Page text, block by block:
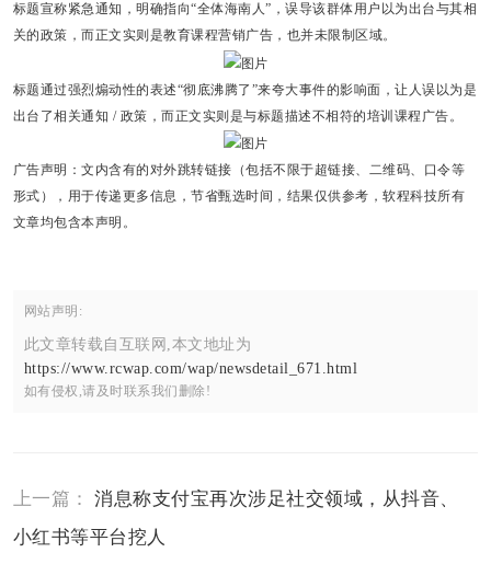
标题宣称紧急通知，明确指向“全体海南人”，误导该群体用户以为出台与其相
关的政策，而正文实则是教育课程营销广告，也并未限制区域。
标题通过强烈煽动性的表述“彻底沸腾了”来夸大事件的影响面，让人误以为是
出台了相关通知 / 政策，而正文实则是与标题描述不相符的培训课程广告。
广告声明：文内含有的对外跳转链接（包括不限于超链接、二维码、口令等
形式），用于传递更多信息，节省甄选时间，结果仅供参考，软程科技所有
文章均包含本声明。
网站声明:
此文章转载自互联网,本文地址为
https://www.rcwap.com/wap/newsdetail_671.html
如有侵权,请及时联系我们删除!
上一篇：消息称支付宝再次涉足社交领域，从抖音、
小红书等平台挖人